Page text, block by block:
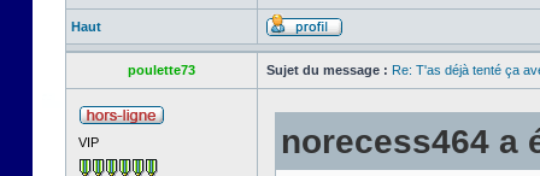
Haut
poulette73 Sujet du message : Re: T'as déjà tenté ça
VIP norecess464 a